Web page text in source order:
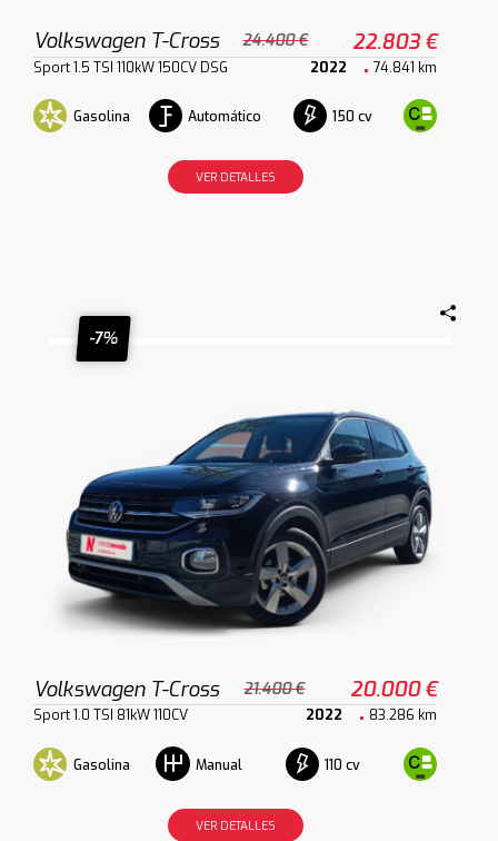
Volkswagen T-Cross 24.400 € 22.803 €
Sport 1.5 TSI 110kW 150CV DSG 2022 74.841 km
Gasolina Automático 150 cv
VER DETALLES
-7%
Volkswagen T-Cross 21.400 € 20.000 €
Sport 1.0 TSI 81kW 110CV 2022 83.286 km
Gasolina Manual 110 cv
VER DETALLES